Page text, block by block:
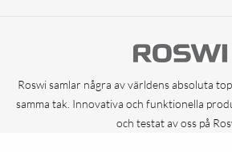
Roswi samlar några av världens absoluta
samma tak. Innovativa och funktionella
och testat av oss på